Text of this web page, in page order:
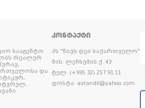
სააგენტო
რეალურ
და
ᲙᲝᲜᲢᲐᲥᲢᲘ
პს "ნიუს დეი საქართველო"
მის: ლეჩხუმის ქ. 43
ტელ: (+995 32) 257 91 11
ფოსტა: avtandil@yahoo.com